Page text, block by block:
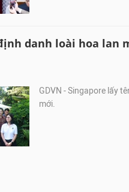
danh loài hoa lan
GDVN - Singapore lấy
mới.